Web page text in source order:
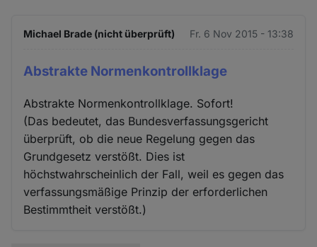
Michael Brade (nicht überprüft) Fr. 6 Nov 2015 - 13:38
Abstrakte Normenkontrollklage
Abstrakte Normenkontrollklage. Sofort!
(Das bedeutet, das Bundesverfassungsgericht
überprüft, ob die neue Regelung gegen das
Grundgesetz verstößt. Dies ist
höchstwahrscheinlich der Fall, weil es gegen das
verfassungsmäßige Prinzip der erforderlichen
Bestimmtheit verstößt.)